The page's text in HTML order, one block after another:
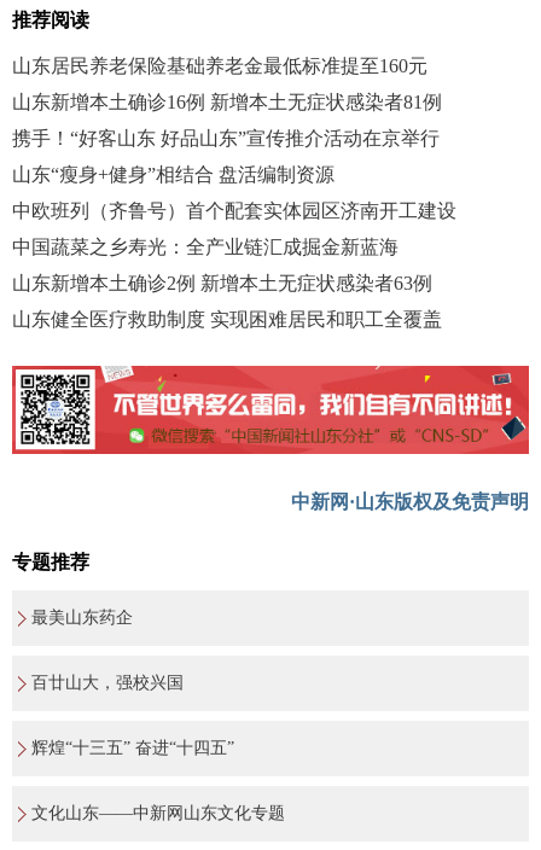
推荐阅读
山东居民养老保险基础养老金最低标准提至160元
山东新增本土确诊16例 新增本土无症状感染者81例
携手！“好客山东 好品山东”宣传推介活动在京举行
山东“瘦身+健身”相结合 盘活编制资源
中欧班列（齐鲁号）首个配套实体园区济南开工建设
中国蔬菜之乡寿光：全产业链汇成掘金新蓝海
山东新增本土确诊2例 新增本土无症状感染者63例
山东健全医疗救助制度 实现困难居民和职工全覆盖
中新网·山东版权及免责声明
专题推荐
最美山东药企
百廿山大，强校兴国
辉煌“十三五” 奋进“十四五”
文化山东——中新网山东文化专题